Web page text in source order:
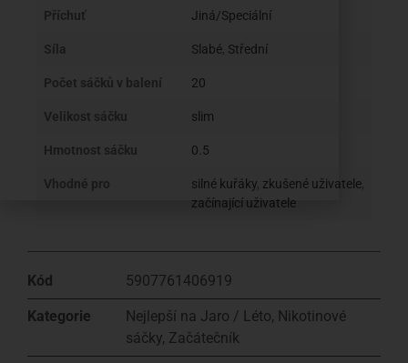
Příchuť Jiná/Speciální
Síla Slabé, Střední
Počet sáčků v balení 20
Velikost sáčku slim
Hmotnost sáčku 0.5
Vhodné pro silné kuřáky, zkušené uživatele,
začínající uživatele
Kód 5907761406919
Kategorie Nejlepší na Jaro / Léto, Nikotinové
sáčky, Začátečník